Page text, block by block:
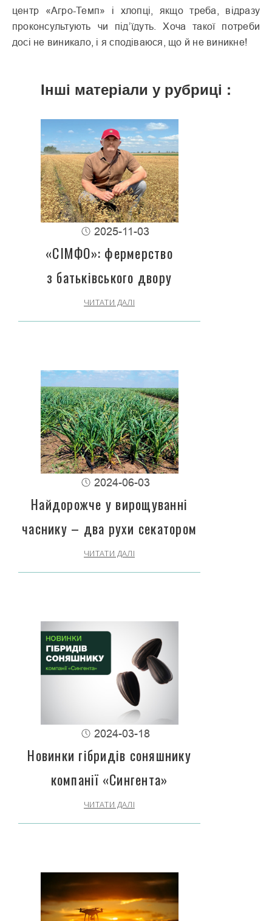
центр «Агро-Темп» і хлопці, якщо треба, відразу
проконсультують чи під’їдуть. Хоча такої потреби
досі не виникало, і я сподіваюся, що й не виникне!
Інші матеріали у рубриці :
2025-11-03
«СІМФО»: фермерство
з батьківського двору
ЧИТАТИ ДАЛІ
2024-06-03
Найдорожче у вирощуванні
часнику – два рухи секатором
ЧИТАТИ ДАЛІ
2024-03-18
Новинки гібридів соняшнику
компанії «Сингента»
ЧИТАТИ ДАЛІ